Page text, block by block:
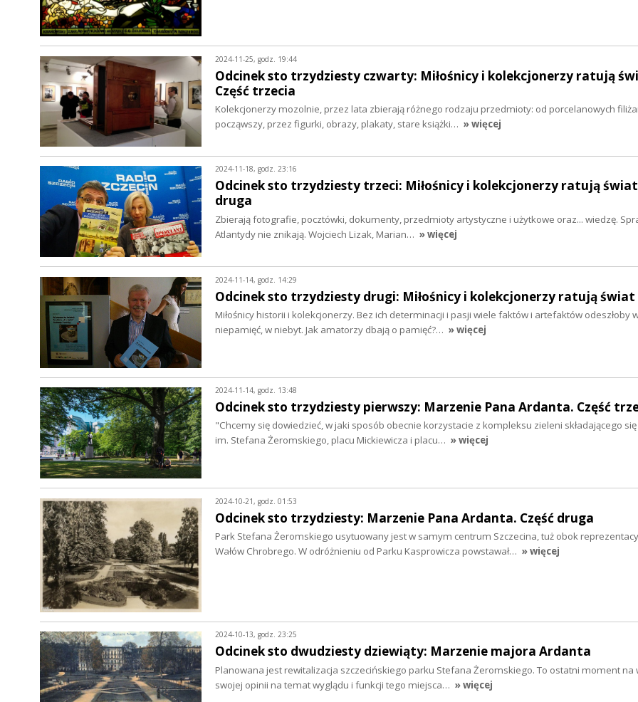
2024-11-25, godz. 19:44
Odcinek sto trzydziesty czwarty: Miłośnicy i kolekcjonerzy ratują
Część trzecia
Kolekcjonerzy mozolnie, przez lata zbierają różnego rodzaju przedmioty: od porcelanowych
począwszy, przez figurki, obrazy, plakaty, stare książki… » więcej
2024-11-18, godz. 23:16
Odcinek sto trzydziesty trzeci: Miłośnicy i kolekcjonerzy ratują
druga
Zbierają fotografie, pocztówki, dokumenty, przedmioty artystyczne i użytkowe oraz... wiedzę.
Atlantydy nie znikają. Wojciech Lizak, Marian… » więcej
2024-11-14, godz. 14:29
Odcinek sto trzydziesty drugi: Miłośnicy i kolekcjonerzy ratują świat
Miłośnicy historii i kolekcjonerzy. Bez ich determinacji i pasji wiele faktów i artefaktów odeszłoby
niepamięć, w niebyt. Jak amatorzy dbają o pamięć?… » więcej
2024-11-14, godz. 13:48
Odcinek sto trzydziesty pierwszy: Marzenie Pana Ardanta. Część
"Chcemy się dowiedzieć, w jaki sposób obecnie korzystacie z kompleksu zieleni składającego
im. Stefana Żeromskiego, placu Mickiewicza i placu… » więcej
2024-10-21, godz. 01:53
Odcinek sto trzydziesty: Marzenie Pana Ardanta. Część druga
Park Stefana Żeromskiego usytuowany jest w samym centrum Szczecina, tuż obok
Wałów Chrobrego. W odróżnieniu od Parku Kasprowicza powstawał… » więcej
2024-10-13, godz. 23:25
Odcinek sto dwudziesty dziewiąty: Marzenie majora Ardanta
Planowana jest rewitalizacja szczecińskiego parku Stefana Żeromskiego. To ostatni moment na
swojej opinii na temat wyglądu i funkcji tego miejsca… » więcej